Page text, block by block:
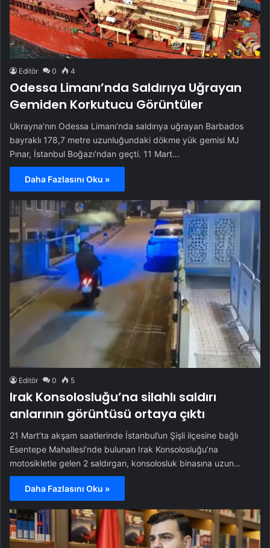
Editör 0 4
Odessa Limanı’nda Saldırıya Uğrayan
Gemiden Korkutucu Görüntüler
Ukrayna’nın Odessa Limanı’nda saldırıya uğrayan Barbados
bayraklı 178,7 metre uzunluğundaki dökme yük gemisi MJ
Pınar, İstanbul Boğazı’ndan geçti. 11 Mart…
Daha Fazlasını Oku »
Editör 0 5
Irak Konsolosluğu’na silahlı saldırı
anlarının görüntüsü ortaya çıktı
21 Mart’ta akşam saatlerinde İstanbul’un Şişli ilçesine bağlı
Esentepe Mahallesi’nde bulunan Irak Konsolosluğu’na
motosikletle gelen 2 saldırgan, konsolosluk binasına uzun…
Daha Fazlasını Oku »